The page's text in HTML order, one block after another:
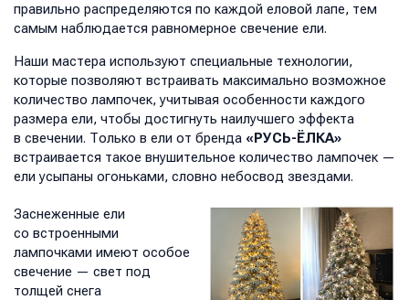
правильно распределяются по каждой еловой лапе, тем
самым наблюдается равномерное свечение ели.
Наши мастера используют специальные технологии,
которые позволяют встраивать максимально возможное
количество лампочек, учитывая особенности каждого
размера ели, чтобы достигнуть наилучшего эффекта
в свечении. Только в ели от бренда «РУСЬ-ЁЛКА»
встраивается такое внушительное количество лампочек —
ели усыпаны огоньками, словно небосвод звездами.
Заснеженные ели
со встроенными
лампочками имеют особое
свечение — свет под
толщей снега